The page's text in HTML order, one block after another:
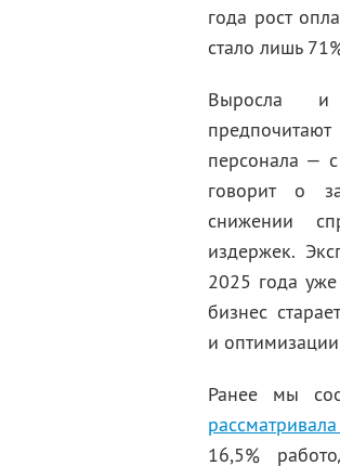
года рост
стало лишь
Выросла
персонала —
говорит о
снижении
издержек.
2025 года
бизнес
и
Ранее мы
16,5%